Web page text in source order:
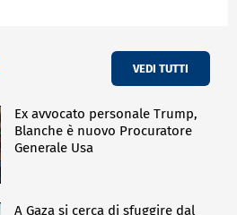
VEDI TUTTI
Ex avvocato personale Trump,
Blanche è nuovo Procuratore
Generale Usa
A Gaza si cerca di sfuggire dal